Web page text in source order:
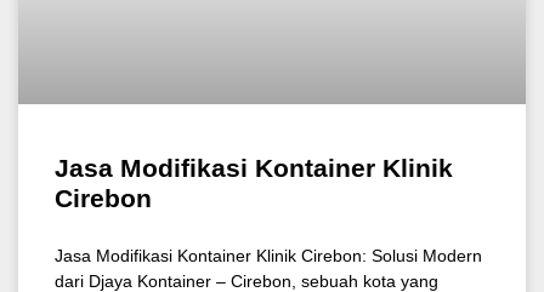
Jasa Modifikasi Kontainer Klinik
Cirebon
Jasa Modifikasi Kontainer Klinik Cirebon: Solusi Modern
dari Djaya Kontainer – Cirebon, sebuah kota yang